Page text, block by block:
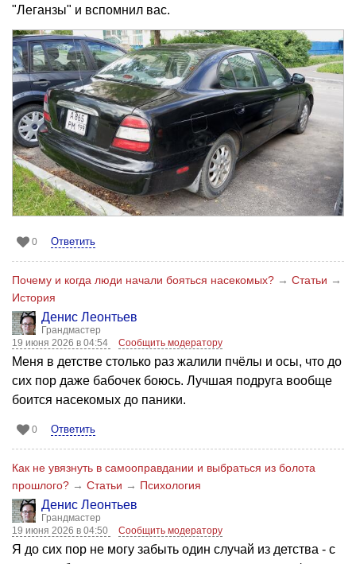
"Леганзы" и вспомнил вас.
0 Ответить
Почему и когда люди начали бояться насекомых? → Статьи →
История
Денис Леонтьев
Грандмастер
19 июня 2026 в 04:54
Сообщить модератору
Меня в детстве столько раз жалили пчёлы и осы, что до
сих пор даже бабочек боюсь. Лучшая подруга вообще
боится насекомых до паники.
0 Ответить
Как не увязнуть в самооправдании и выбраться из болота
прошлого? → Статьи → Психология
Денис Леонтьев
Грандмастер
19 июня 2026 в 04:50
Сообщить модератору
Я до сих пор не могу забыть один случай из детства - с